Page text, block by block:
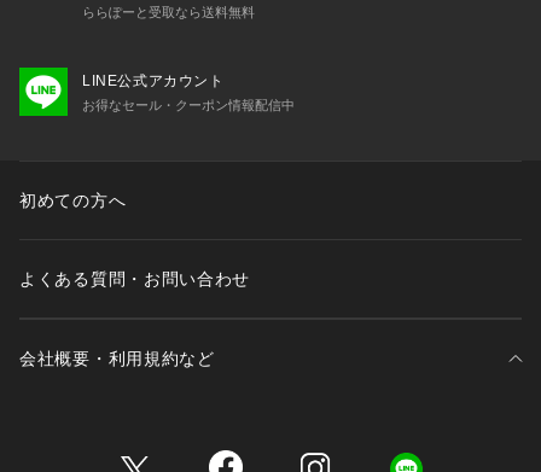
ららぽーと受取なら送料無料
LINE公式アカウント
お得なセール・クーポン情報配信中
初めての方へ
よくある質問・お問い合わせ
会社概要・利用規約など